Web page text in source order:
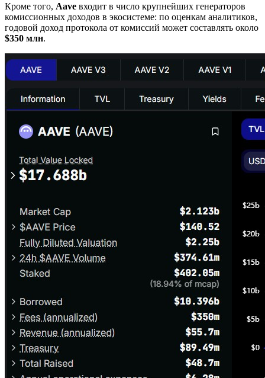
Кроме того, Aave входит в число крупнейших генераторов
комиссионных доходов в экосистеме: по оценкам аналитиков,
годовой доход протокола от комиссий может составлять около
$350 млн.